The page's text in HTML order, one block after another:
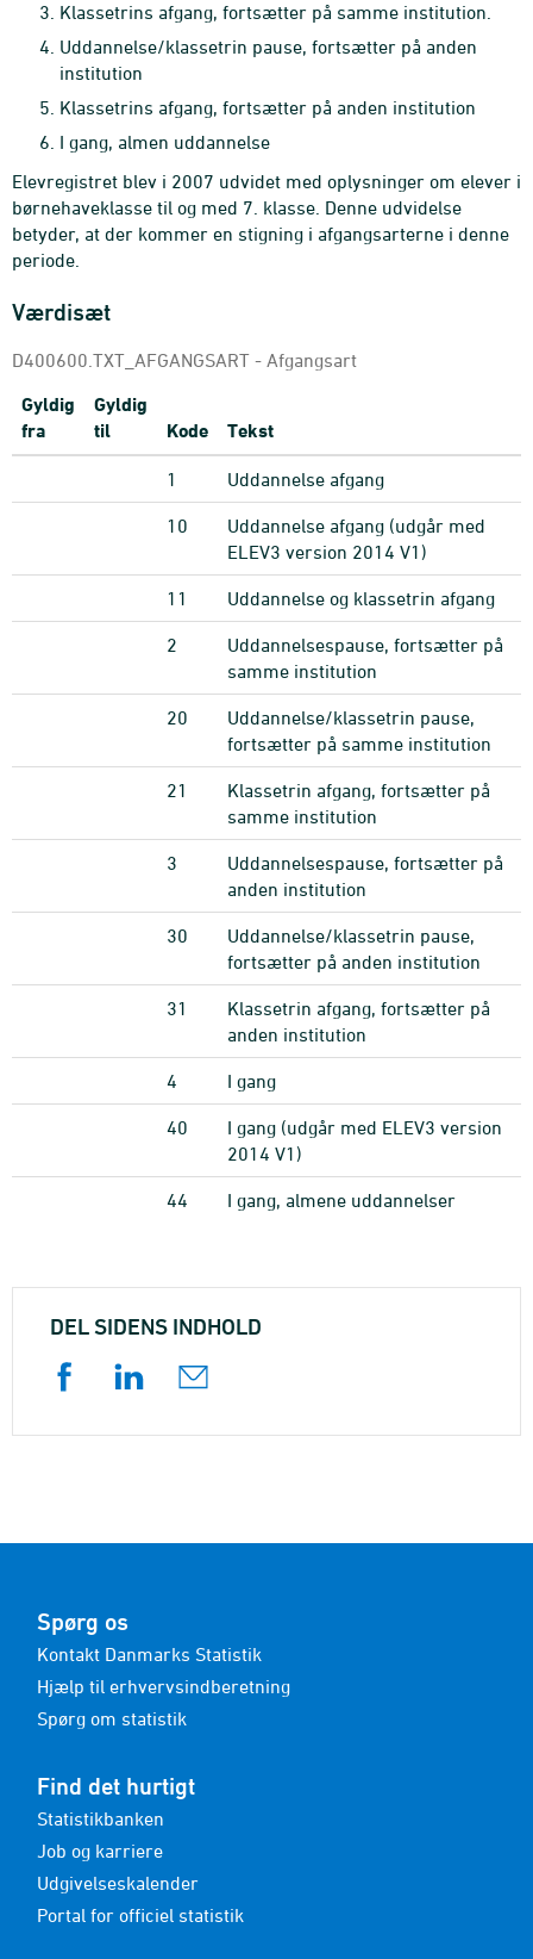
Klassetrins afgang, fortsætter på samme institution.
Uddannelse/klassetrin pause, fortsætter på anden
institution
Klassetrins afgang, fortsætter på anden institution
I gang, almen uddannelse
Elevregistret blev i 2007 udvidet med oplysninger om elever i
børnehaveklasse til og med 7. klasse. Denne udvidelse
betyder, at der kommer en stigning i afgangsarterne i denne
periode.
Værdisæt
D400600.TXT_AFGANGSART - Afgangsart
Gyldig
fra
Gyldig
til
Kode Tekst
1 Uddannelse afgang
10
Uddannelse afgang (udgår med
ELEV3 version 2014 V1)
11 Uddannelse og klassetrin afgang
2
Uddannelsespause, fortsætter på
samme institution
20
Uddannelse/klassetrin pause,
fortsætter på samme institution
21
Klassetrin afgang, fortsætter på
samme institution
3
Uddannelsespause, fortsætter på
anden institution
30
Uddannelse/klassetrin pause,
fortsætter på anden institution
31
Klassetrin afgang, fortsætter på
anden institution
4 I gang
40
I gang (udgår med ELEV3 version
2014 V1)
44 I gang, almene uddannelser
DEL SIDENS INDHOLD
Spørg os
Kontakt Danmarks Statistik
Hjælp til erhvervsindberetning
Spørg om statistik
Find det hurtigt
Statistikbanken
Job og karriere
Udgivelseskalender
Portal for officiel statistik